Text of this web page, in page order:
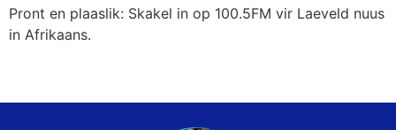
Pront en plaaslik: Skakel in op 100.5FM vir Laeveld nuus
in Afrikaans.